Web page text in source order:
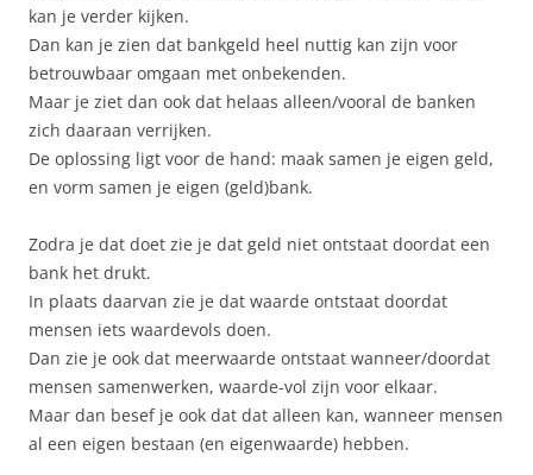
kan je verder kijken.
Dan kan je zien dat bankgeld heel nuttig kan zijn voor
betrouwbaar omgaan met onbekenden.
Maar je ziet dan ook dat helaas alleen/vooral de banken
zich daaraan verrijken.
De oplossing ligt voor de hand: maak samen je eigen geld,
en vorm samen je eigen (geld)bank.
Zodra je dat doet zie je dat geld niet ontstaat doordat een
bank het drukt.
In plaats daarvan zie je dat waarde ontstaat doordat
mensen iets waardevols doen.
Dan zie je ook dat meerwaarde ontstaat wanneer/doordat
mensen samenwerken, waarde-vol zijn voor elkaar.
Maar dan besef je ook dat dat alleen kan, wanneer mensen
al een eigen bestaan (en eigenwaarde) hebben.